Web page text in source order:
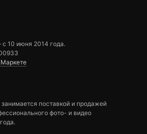
10 июня 2014 года.
поставкой и продажей
фото- и видео